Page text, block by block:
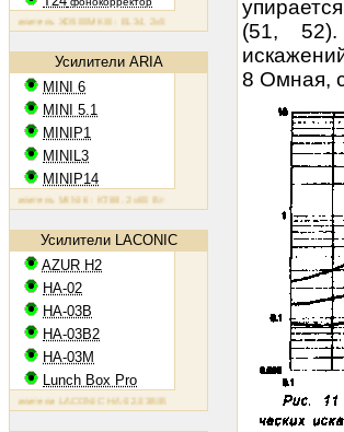
XD500MKIII: EL34, 2х50 ВтЛамповый усилитель XD800MKIII:
Усилители ARIA
MINI 6
MINI 5.1
MINIP1
MINIL3
MINIP14
MINI 6: KT88, 2х60 ВтЛамповый усилитель MINIP1: 6AQ5, 2х10 Вт
Усилители LACONIC
AZUR H2
HA-02
HA-03B
HA-03B2
HA-03M
Lunch Box Pro
LACONIC HA-02,03B/B2/M: 6N6P, 2х1,2 Вт на 300 Ом
(51, 52).
8 Омная,